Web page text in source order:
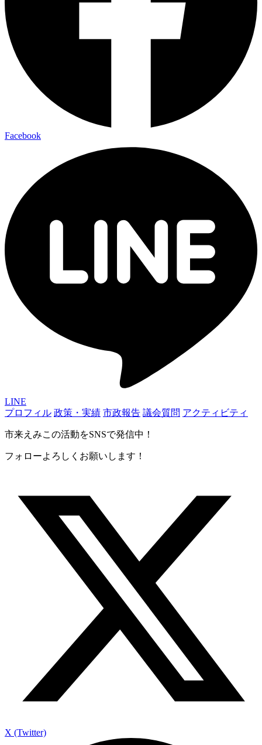
Facebook
LINE
プロフィル 政策・実績 市政報告 議会質問 アクティビティ
市来えみこの活動をSNSで発信中！
フォローよろしくお願いします！
X (Twitter)